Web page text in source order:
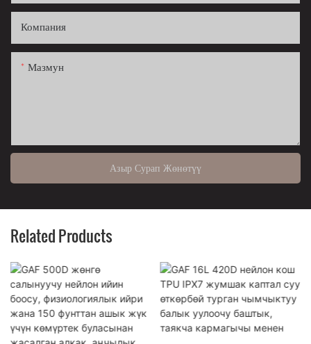
Компания
Мазмун
Азыр Сурап Жөнөтүү
Related Products